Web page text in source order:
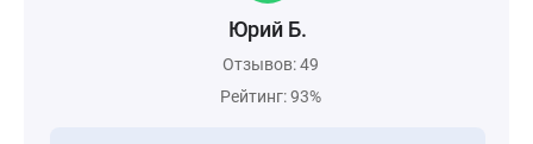
Юрий Б.
Отзывов: 49
Рейтинг: 93%